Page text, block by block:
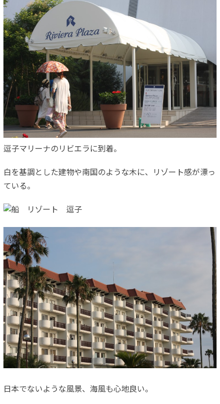
逗子マリーナのリビエラに到着。
白を基調とした建物や南国のような木に、リゾート感が漂っ
ている。
日本でないような風景、海風も心地良い。